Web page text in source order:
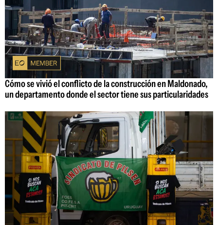
Cómo se vivió el conflicto de la construcción en Maldonado,
un departamento donde el sector tiene sus particularidades